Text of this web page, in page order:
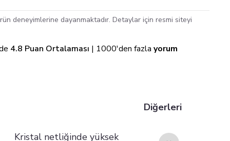
deneyimlerine dayanmaktadır. Detaylar için resmi siteyi
4.8 Puan Ortalaması | 1000'den fazla yorum
Diğerleri
Kristal netliğinde yüksek